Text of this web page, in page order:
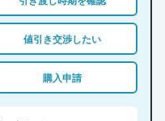
値引き交渉したい
購入申請